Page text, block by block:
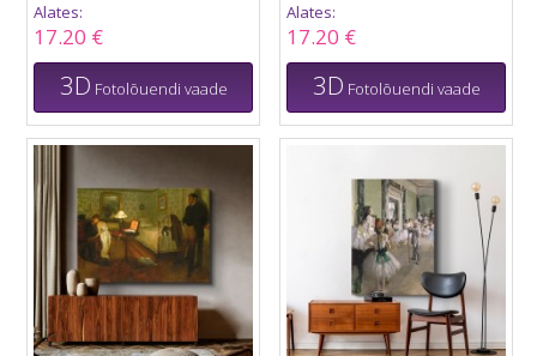
Alates:
17.20 €
3D Fotolõuendi vaade
Alates:
17.20 €
3D Fotolõuendi vaade